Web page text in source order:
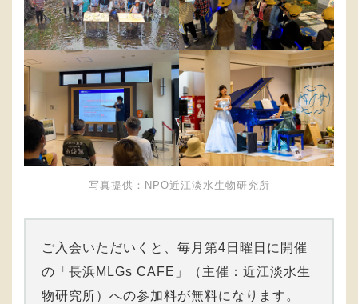
写真提供：NPO近江淡水生物研究所
ご入会いただいくと、毎月第4日曜日に開催
の「長浜MLGs CAFE」（主催：近江淡水生
物研究所）への参加料が無料になります。